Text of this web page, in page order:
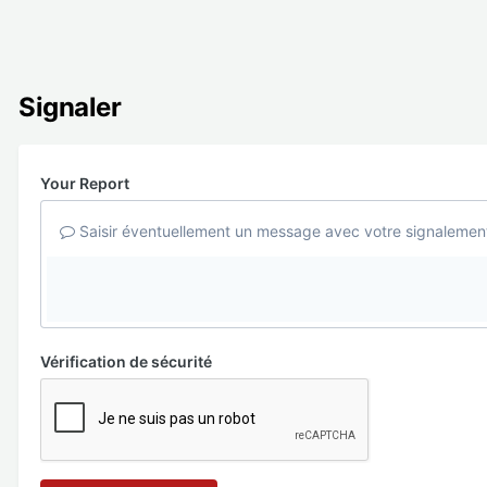
Signaler
Your Report
Saisir éventuellement un message avec votre
Vérification de sécurité